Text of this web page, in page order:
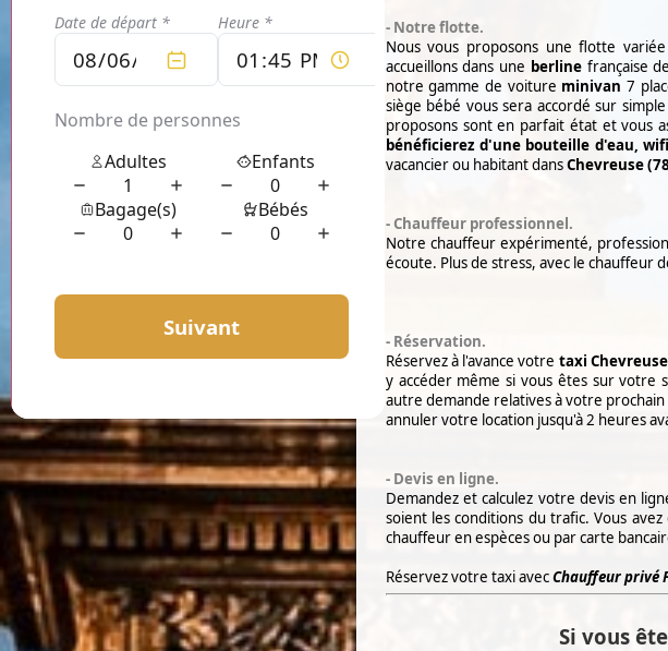
- Notre flotte.
Nous vous proposons une flotte
accueillons dans une berlinefrançaise
notre gamme de voiture minivan 7
siège bébé vous sera accordé sur
proposons sont en parfait état et vous
bénéficierez d'une bouteille d'eau,
vacancier ou habitant dansChevreuse
- Chauffeur professionnel.
Notre chauffeur expérimenté,
écoute. Plus de stress, avec le chauffeur
- Réservation.
Réservez à l'avance votre taxi
y accéder même si vous êtes sur votre
autre demande relatives à votre
annuler votre location jusqu'à 2 heures
- Devis en ligne.
Demandez et calculez votre devis en
soient les conditions du trafic. Vous
chauffeur en espèces ou par carte
Réservez votre taxi avecChauffeur privé
Si vous